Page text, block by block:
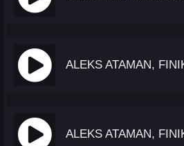
ALEKS ATAMAN,
ALEKS ATAMAN,